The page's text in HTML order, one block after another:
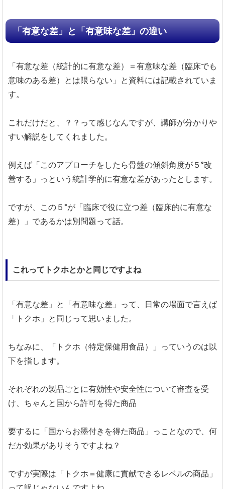
「有意な差」と「有意味な差」の違い
「有意な差（統計的に有意な差）＝有意味な差（臨床でも
意味のある差）とは限らない」と資料には記載されていま
す。
これだけだと、？？って感じなんですが、講師が分かりや
すい解説をしてくれました。
例えば「このアプローチをしたら骨盤の傾斜角度が５°改
善する」っという統計学的に有意な差があったとします。
ですが、この５°が「臨床で役に立つ差（臨床的に有意な
差）」であるかは別問題って話。
これってトクホとかと同じですよね
「有意な差」と「有意味な差」って、日常の場面で言えば
「トクホ」と同じって思いました。
ちなみに、「トクホ（特定保健用食品）」っていうのは以
下を指します。
それぞれの製品ごとに有効性や安全性について審査を受
け、ちゃんと国から許可を得た商品
要するに「国からお墨付きを得た商品」っことなので、何
だか効果がありそうですよね？
ですが実際は「トクホ＝健康に貢献できるレベルの商品」